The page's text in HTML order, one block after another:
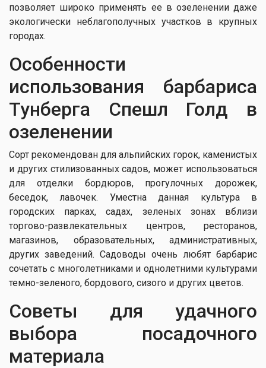
позволяет широко применять ее в озеленении даже
экологически неблагополучных участков в крупных
городах.
Особенности
использования барбариса
Тунберга Спешл Голд в
озеленении
Сорт рекомендован для альпийских горок, каменистых
и других стилизованных садов, может использоваться
для отделки бордюров, прогулочных дорожек,
беседок, лавочек. Уместна данная культура в
городских парках, садах, зеленых зонах вблизи
торгово-развлекательных центров, ресторанов,
магазинов, образовательных, административных,
других заведений. Садоводы очень любят барбарис
сочетать с многолетниками и однолетними культурами
темно-зеленого, бордового, сизого и других цветов.
Советы для удачного
выбора посадочного
материала